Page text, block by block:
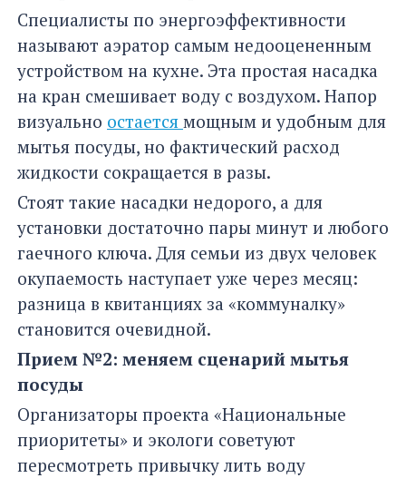
Специалисты по энергоэффективности
называют аэратор самым недооцененным
устройством на кухне. Эта простая насадка
на кран смешивает воду с воздухом. Напор
визуально остается мощным и удобным для
мытья посуды, но фактический расход
жидкости сокращается в разы.
Стоят такие насадки недорого, а для
установки достаточно пары минут и любого
гаечного ключа. Для семьи из двух человек
окупаемость наступает уже через месяц:
разница в квитанциях за «коммуналку»
становится очевидной.
Прием №2: меняем сценарий мытья
посуды
Организаторы проекта «Национальные
приоритеты» и экологи советуют
пересмотреть привычку лить воду